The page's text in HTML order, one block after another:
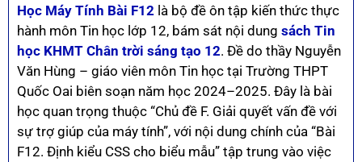
Học Máy Tính Bài F12 là bộ đề ôn tập kiến thức thực
hành môn Tin học lớp 12, bám sát nội dung sách Tin
học KHMT Chân trời sáng tạo 12. Đề do thầy Nguyễn
Văn Hùng – giáo viên môn Tin học tại Trường THPT
Quốc Oai biên soạn năm học 2024–2025. Đây là bài
học quan trọng thuộc “Chủ đề F. Giải quyết vấn đề với
sự trợ giúp của máy tính”, với nội dung chính của “Bài
F12. Định kiểu CSS cho biểu mẫu” tập trung vào việc